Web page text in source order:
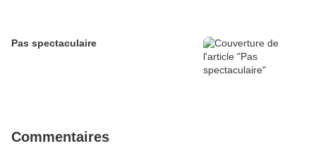
Pas spectaculaire
Commentaires